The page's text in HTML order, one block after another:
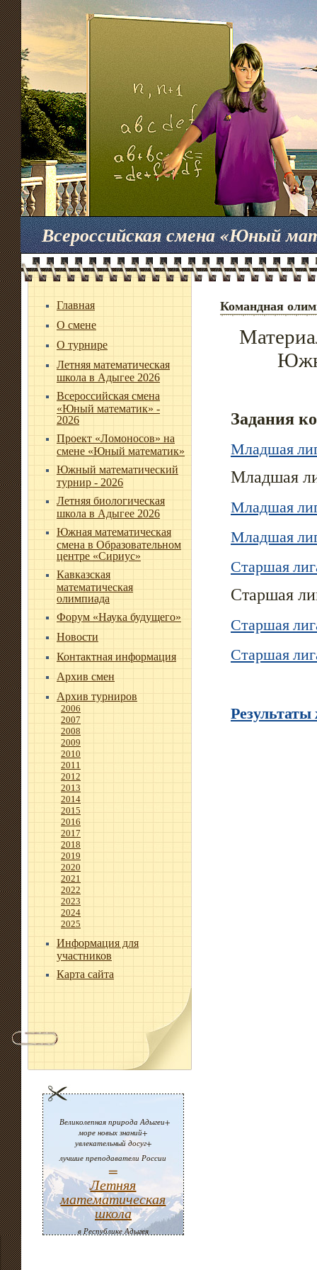
Всероссийская смена «Юный
Главная
О смене
О турнире
Летняя математическая
школа в Адыгее 2026
Всероссийская смена
«Юный математик» -
2026
Проект «Ломоносов» на
смене «Юный математик»
Южный математический
турнир - 2026
Летняя биологическая
школа в Адыгее 2026
Южная математическая
смена в Образовательном
центре «Сириус»
Кавказская
математическая
олимпиада
Форум «Наука будущего»
Новости
Контактная информация
Архив смен
Архив турниров
2006
2007
2008
2009
2010
2011
2012
2013
2014
2015
2016
2017
2018
2019
2020
2021
2022
2023
2024
2025
Информация для
участников
Карта сайта
Великолепная природа Адыгеи+
море новых знаний+
увлекательный досуг+
лучшие преподаватели России
=
Летняя
математическая
школа
в Республике Адыгея
Командная
Задания
Младшая
Младшая
Младшая
Младшая
Старшая
Старшая
Старшая
Старшая